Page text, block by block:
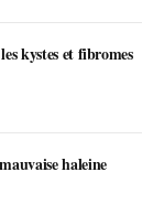
kystes et fibromes
haleine